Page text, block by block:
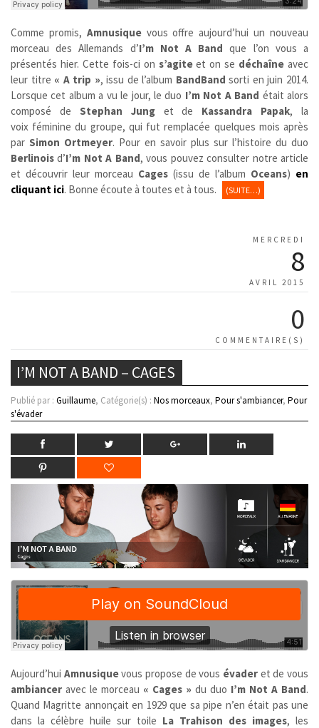
Comme promis, Amnusiquevous offre aujourd’hui un nouveau
morceau des Allemands d’I’m Not A Band que l’on vous a
présentés hier. Cette fois-ci on s’agiteet on se déchaîne avec
leur titre « A trip », issu de l’album BandBand sorti en juin 2014.
Lorsque cet album a vu le jour, le duo I’m Not A Band était alors
composé de Stephan Junget de Kassandra Papak, la
voix féminine du groupe, qui fut remplacée quelques mois après
par Simon Ortmeyer. Pour en savoir plus sur l’histoire du duo
Berlinois d’I’m Not A Band, vous pouvez consulter notre article
et découvrir leur morceau Cages (issu de l’album Oceans) en
cliquant ici. Bonne écoute à toutes et à tous. (SUITE…)
MERCREDI
8
AVRIL 2015
0
COMMENTAIRE(S)
I’M NOT A BAND – CAGES
Publié par : Guillaume, Catégorie(s) : Nos morceaux, Pour s'ambiancer, Pour
s'évader
Aujourd’hui Amnusiquevous propose de vous évader et de vous
ambiancer avec le morceau « Cages » du duo I’m Not A Band.
Quand Magritte annonçait en 1929 que sa pipe n’en était pas une
dans la célèbre huile sur toile La Trahison des images, les